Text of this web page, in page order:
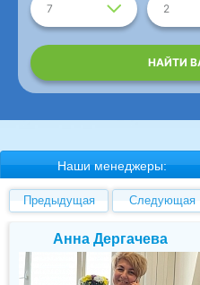
7 2
НАЙТИ
Наши менеджеры:
Предыдущая Следующая
Елена Валуева